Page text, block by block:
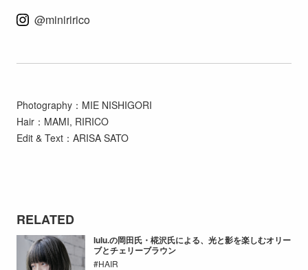
@miniririco
Photography：MIE NISHIGORI
Hair：MAMI, RIRICO
Edit & Text：ARISA SATO
RELATED
lulu.の岡田氏・椛沢氏による、光と影を楽しむオリー
ブとチェリーブラウン
HAIR